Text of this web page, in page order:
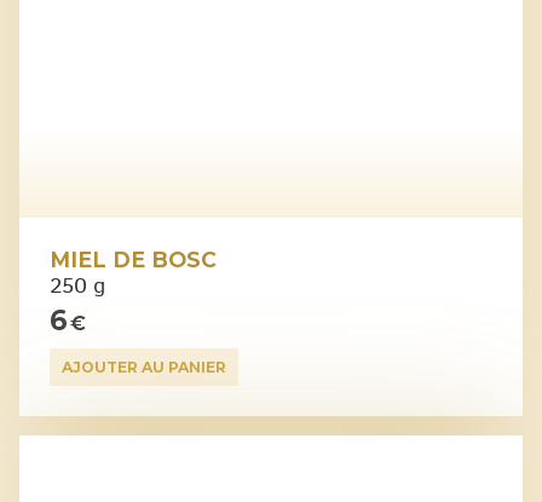
MIEL DE BOSC
250 g
6€
AJOUTER AU PANIER